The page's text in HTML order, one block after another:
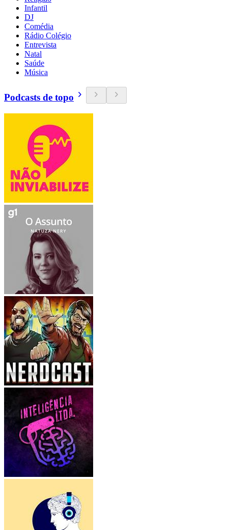
Infantil
DJ
Comédia
Rádio Colégio
Entrevista
Natal
Saúde
Música
Podcasts de topo